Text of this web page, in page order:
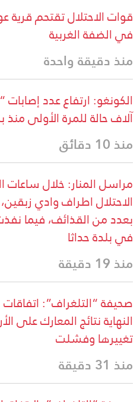
قوات الاحتلال تقتحم
في الضفة الغربية
منذ دقيقة واحدة
آلاف حالة للمرة الأولى
منذ 10 دقائق
مراسل المنار: خلال
الاحتلال اطراف وادي
بعدد من القذائف، فيما
في بلدة حداثا
منذ 19 دقيقة
صحيفة “التلغراف”:
النهاية نتائج المعارك
تغييرها وفشلت
منذ 31 دقيقة